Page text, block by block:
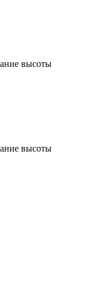
высоты
высоты